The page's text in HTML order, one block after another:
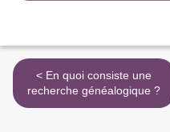
< En quoi consiste une
recherche généalogique ?